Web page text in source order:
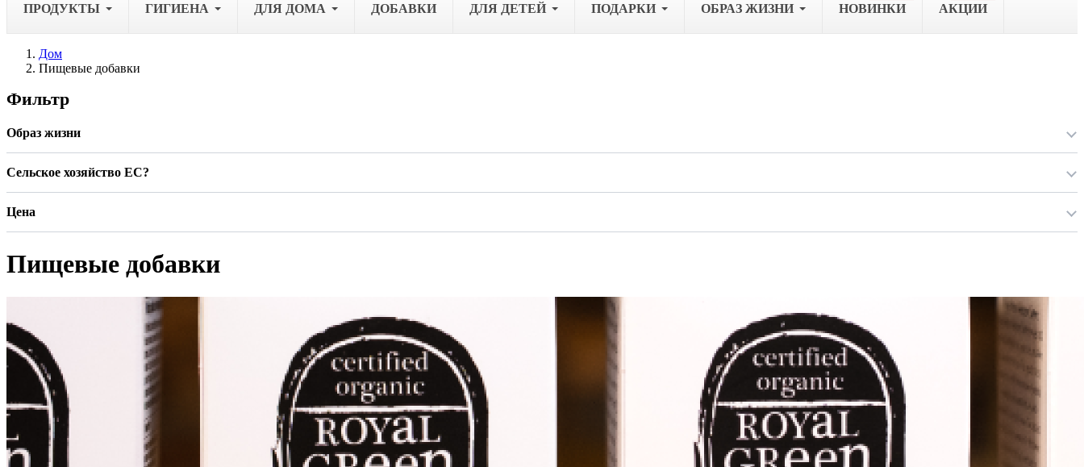
ПРОДУКТЫ ГИГИЕНА ДЛЯ ДОМА ДОБАВКИ ДЛЯ ДЕТЕЙ ПОДАРКИ OБРАЗ ЖИЗНИ НОВИНКИ АКЦИИ
Дом
Пищевые добавки
Фильтр
Образ жизни
Сельское хозяйство ЕС?
Цена
Пищевые добавки